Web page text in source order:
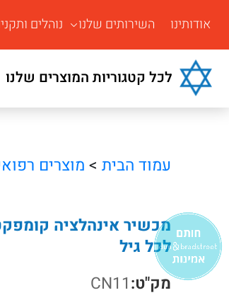
אודותינו השירותים שלנו נוהלים
לכל קטגוריות המוצרים שלנו
עמוד הבית > מוצרים
מכשיר אינהלציה
לכל גיל
מק"ט:CN11